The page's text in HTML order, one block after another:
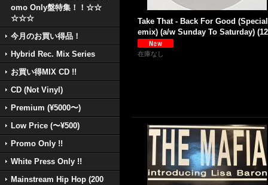
omo Only盤特集！！☆☆
☆☆☆
今月のお買い得品！
Hybrid Rec. Mix Series
お買い得MIX CD !!
CD (Not Vinyl)
Premium (¥5000〜)
Low Price (〜¥500)
Promo Only !!
White Press Only !!
Mainstream Hip Hop (200
Take That - Back For Good
emix) (a/w Sunday To Saturday)
在庫なし